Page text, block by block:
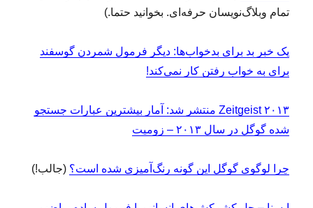
تمام وبلاگ‌نویسان حرفه‌ای. بخوانید حتما.)
یک خبر بد برای بدخواب‌ها: دیگر فرمول شمردن گوسفند
برای به خواب رفتن کار نمی‌کند!
Zeitgeist ۲۰۱۳ منتشر شد: آمار بیشترین عبارات جستجو
شده گوگل در سال ۲۰۱۳ – زومیت
چرا لوگوی گوگل این گونه رنگ‌آمیزی شده است؟ (جالب!)